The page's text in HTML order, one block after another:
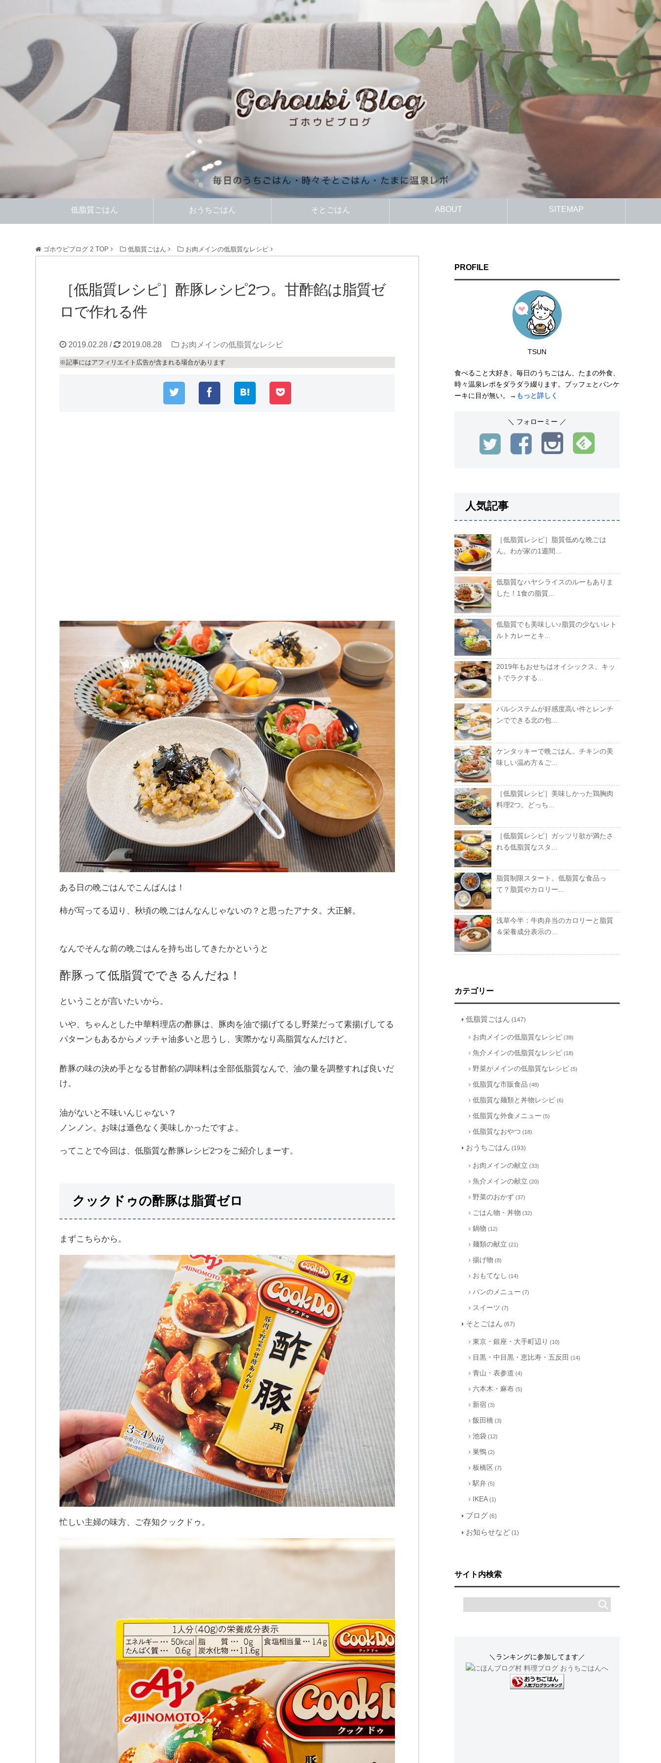
低脂質ごはん おうちごはん そとごはん ABOUT SITEMAP
ゴホウビブログ 2 TOP 低脂質ごはん お肉メインの低脂質なレシピ
［低脂質レシピ］酢豚レシピ2つ。甘酢餡は脂質ゼ
ロで作れる件
2019.02.28 / 2019.08.28 お肉メインの低脂質なレシピ
※記事にはアフィリエイト広告が含まれる場合があります
ある日の晩ごはんでこんばんは！
柿が写ってる辺り、秋頃の晩ごはんなんじゃないの？と思ったアナタ。大正解。
なんでそんな前の晩ごはんを持ち出してきたかというと
酢豚って低脂質でできるんだね！
ということが言いたいから。
いや、ちゃんとした中華料理店の酢豚は、豚肉を油で揚げてるし野菜だって素揚げしてる
パターンもあるからメッチャ油多いと思うし、実際かなり高脂質なんだけど。
酢豚の味の決め手となる甘酢餡の調味料は全部低脂質なんで、油の量を調整すれば良いだ
け。
油がないと不味いんじゃない？
ノンノン。お味は遜色なく美味しかったですよ。
ってことで今回は、低脂質な酢豚レシピ2つをご紹介しまーす。
クックドゥの酢豚は脂質ゼロ
まずこちらから。
忙しい主婦の味方、ご存知クックドゥ。
PROFILE
TSUN
食べること大好き。毎日のうちごはん、たまの外食、
時々温泉レポをダラダラ綴ります。ブッフェとパンケ
ーキに目が無い。→ もっと詳しく
＼ フォローミー ／
人気記事
［低脂質レシピ］脂質低めな晩ごは
ん。わが家の1週間...
低脂質なハヤシライスのルーもありま
した！1食の脂質...
低脂質でも美味しい♪脂質の少ないレト
ルトカレーとキ...
2019年もおせちはオイシックス。キッ
トでラクする...
パルシステムが好感度高い件とレンチ
ンでできる北の包...
ケンタッキーで晩ごはん。チキンの美
味しい温め方＆ご...
［低脂質レシピ］美味しかった鶏胸肉
料理2つ。どっち...
［低脂質レシピ］ガッツリ欲が満たさ
れる低脂質なスタ...
脂質制限スタート。低脂質な食品っ
て？脂質やカロリー...
浅草今半：牛肉弁当のカロリーと脂質
＆栄養成分表示の...
カテゴリー
低脂質ごはん (147)
お肉メインの低脂質なレシピ (39)
魚介メインの低脂質なレシピ (18)
野菜がメインの低脂質なレシピ (5)
低脂質な市販食品 (48)
低脂質な麺類と丼物レシピ (6)
低脂質な外食メニュー (5)
低脂質なおやつ (18)
おうちごはん (193)
お肉メインの献立 (33)
魚介メインの献立 (20)
野菜のおかず (37)
ごはん物・丼物 (32)
鍋物 (12)
麺類の献立 (21)
揚げ物 (8)
おもてなし (14)
パンのメニュー (7)
スイーツ (7)
そとごはん (67)
東京・銀座・大手町辺り (10)
目黒・中目黒・恵比寿・五反田 (14)
青山・表参道 (4)
六本木・麻布 (5)
新宿 (3)
飯田橋 (3)
池袋 (12)
巣鴨 (2)
板橋区 (7)
駅弁 (5)
IKEA (1)
ブログ (6)
お知らせなど (1)
サイト内検索
＼ランキングに参加してます／